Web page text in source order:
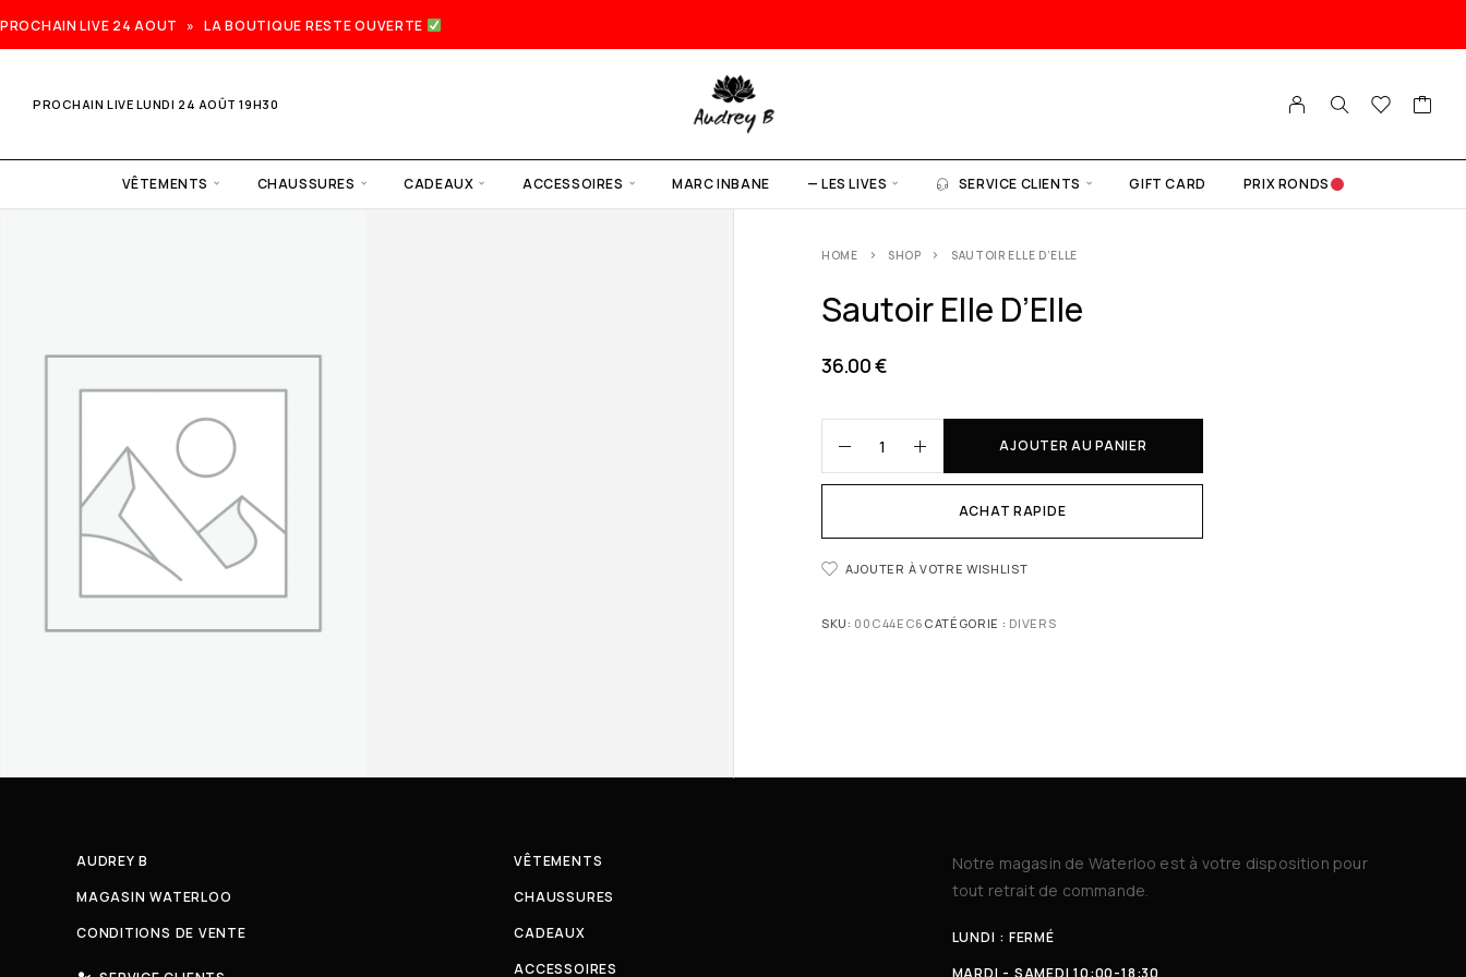
PROCHAIN LIVE 24 AOUT » LA BOUTIQUE RESTE OUVERTE
PROCHAIN LIVE LUNDI 24 AOÛT 19H30
VÊTEMENTS CHAUSSURES CADEAUX ACCESSOIRES MARC INBANE — LES LIVES SERVICE CLIENTS GIFT CARD PRIX RONDS
HOME SHOP SAUTOIR ELLE D’ELLE
Sautoir Elle D’Elle
36.00€
AJOUTER AU PANIER
ACHAT RAPIDE
AJOUTER À VOTRE WISHLIST
SKU: 00C44EC6 CATÉGORIE : DIVERS
AUDREY B
MAGASIN WATERLOO
CONDITIONS DE VENTE
VÊTEMENTS
CHAUSSURES
CADEAUX
ACCESSOIRES
Notre magasin de Waterloo est à votre disposition pour
tout retrait de commande.
LUNDI : FERMÉ
MARDI - SAMEDI 10:00-18:30